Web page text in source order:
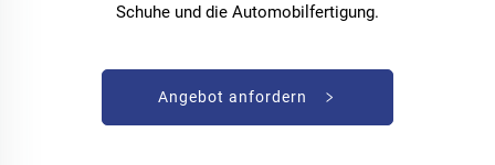
Schuhe und die Automobilfertigung.
Angebot anfordern